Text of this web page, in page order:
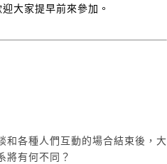
大家提早前來參加。
和各種人們互動的場合結束後，大
將有何不同？